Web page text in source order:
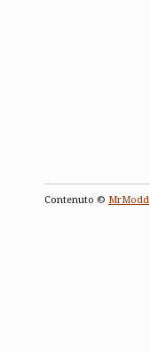
Contenuto © MrModd